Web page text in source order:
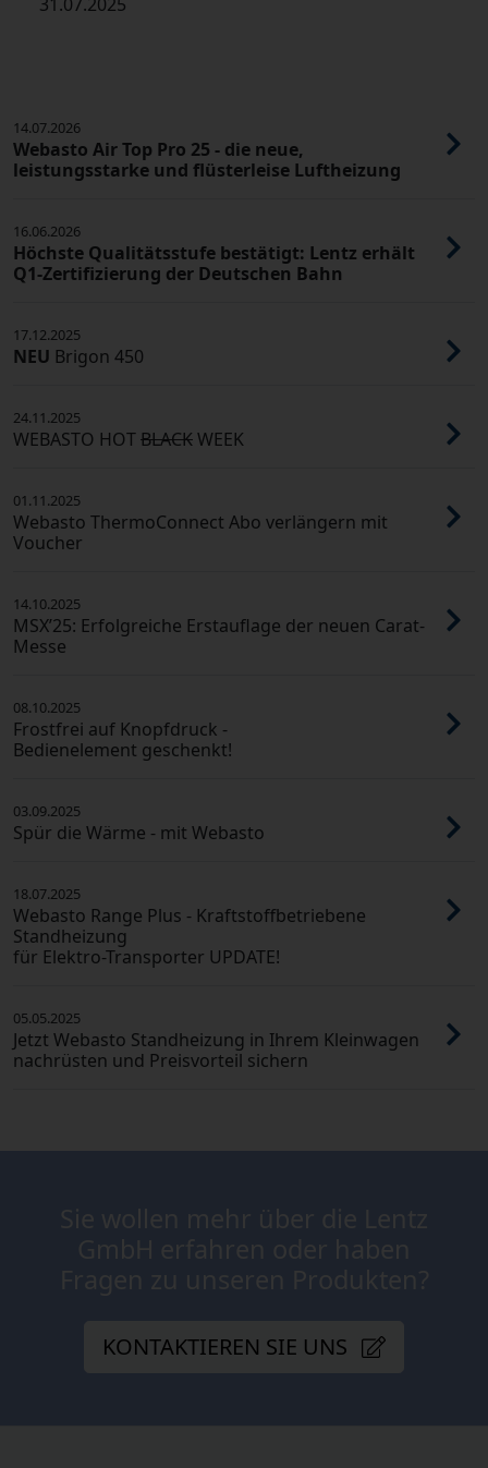
14.07.2026
Webasto Air Top Pro 25 - die neue,
leistungsstarke und flüsterleise Luftheizung
16.06.2026
Höchste Qualitätsstufe bestätigt: Lentz erhält
Q1-Zertifizierung der Deutschen Bahn
17.12.2025
NEU Brigon 450
24.11.2025
WEBASTO HOTBLACKWEEK
01.11.2025
Webasto ThermoConnect Abo verlängern mit
Voucher
14.10.2025
MSX’25: Erfolgreiche Erstauflage der neuen Carat-
Messe
08.10.2025
Frostfrei auf Knopfdruck -
Bedienelement geschenkt!
03.09.2025
Spür die Wärme - mit Webasto
18.07.2025
Webasto Range Plus - Kraftstoffbetriebene
Standheizung
für Elektro-Transporter UPDATE!
05.05.2025
Jetzt Webasto Standheizung in Ihrem Kleinwagen
nachrüsten und Preisvorteil sichern
KONTAKTIEREN SIE UNS